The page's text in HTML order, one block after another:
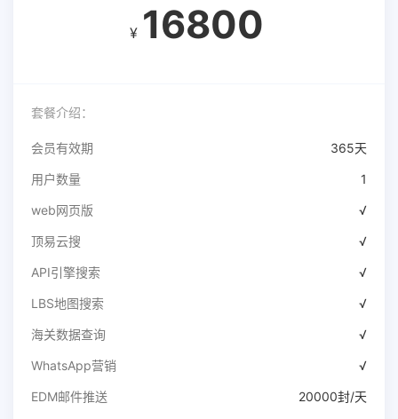
¥ 16800
套餐介绍：
会员有效期 365天
用户数量 1
web网页版 √
顶易云搜 √
API引擎搜索 √
LBS地图搜索 √
海关数据查询 √
WhatsApp营销 √
EDM邮件推送 20000封/天